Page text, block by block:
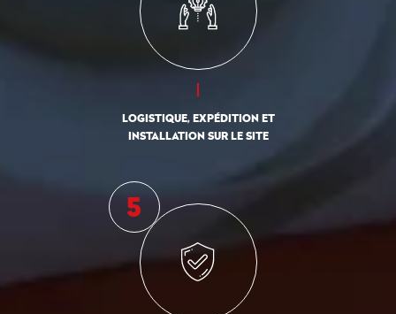
LOGISTIQUE, EXPÉDITION ET
INSTALLATION SUR LE SITE